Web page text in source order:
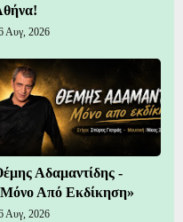
Αυγ, 2026
Αδαμαντίδης -
Από Εκδίκηση»
Αυγ, 2026